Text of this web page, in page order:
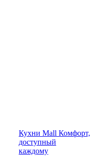
Кухни Mall Комфорт,
доступный
каждому